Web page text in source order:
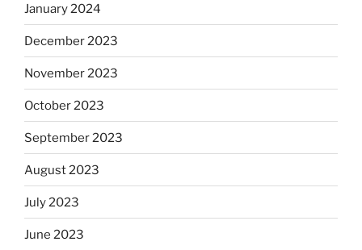
January 2024
December 2023
November 2023
October 2023
September 2023
August 2023
July 2023
June 2023